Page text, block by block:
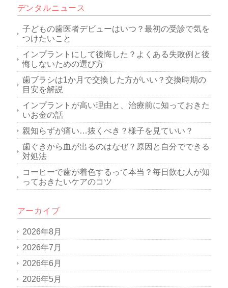
デンタルニュース
子どもの歯医者デビューはいつ？最初の受診で気を
つけたいこと
インプラントにして後悔した？よくある失敗例と後
悔しないための選び方
歯ブラシは1か月で交換した方がいい？交換時期の
目安を解説
インプラントが高い理由と、治療前に知っておきた
いお金の話
親知らずが痛い…抜くべき？様子を見ていい？
歯ぐきから血が出るのはなぜ？原因と自分でできる
対処法
コーヒーで歯が着色するって本当？毎日飲む人が知
っておきたいケアのコツ
アーカイブ
2026年8月
2026年7月
2026年6月
2026年5月